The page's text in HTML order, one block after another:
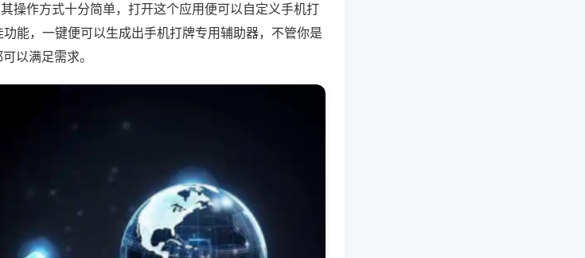
操作方式十分简单，打开这个应用便可以自定义手机打
能，一键便可以生成出手机打牌专用辅助器，不管你是
以满足需求。